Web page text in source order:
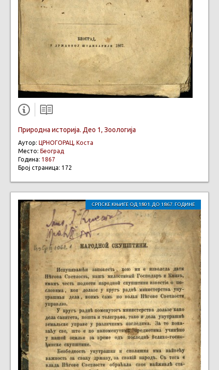
Природна историја. Део 1, Зоологија
Аутор: ЦРНОГОРАЦ, Коста
Место: Београд
Година: 1867
Број страница: 172
СРПСКЕ КЊИГЕ ОД 1801. ДО 1867. ГОДИНЕ